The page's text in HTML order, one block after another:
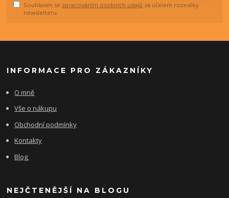
Souhlasím se zpracováním osobních údajů za účelem rozesílky
newsletteru.
INFORMACE PRO ZÁKAZNÍKY
O mně
Vše o nákupu
Obchodní podmínky
Kontakty
Blog
NEJČTENĚJŠÍ NA BLOGU